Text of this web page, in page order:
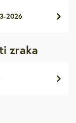
2026
zraka